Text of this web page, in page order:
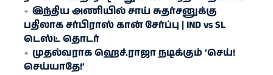
இந்திய அணியில் சாய் சுதர்சனுக்கு
பதிலாக சர்பிராஸ் கான் சேர்ப்பு | IND vs SL
டெஸ்ட் தொடர்
முதல்வராக ஹெச்​.​ராஜா நடிக்கும் ‘செய்!
செய்யாதே!’